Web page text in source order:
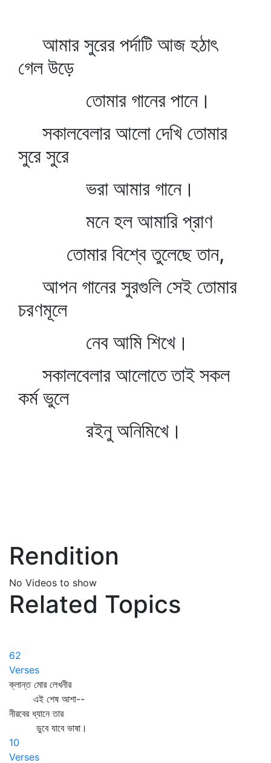
আমার সুরের পর্দাটি আজ হঠাৎ
গেল উড়ে
তোমার গানের পানে।
সকালবেলার আলো দেখি তোমার
সুরে সুরে
ভরা আমার গানে।
মনে হল আমারি প্রাণ
তোমার বিশ্বে তুলেছে তান,
আপন গানের সুরগুলি সেই তোমার
চরণমূলে
নেব আমি শিখে।
সকালবেলার আলোতে তাই সকল
কর্ম ভুলে
রইনু অনিমিখে।
Rendition
No Videos to show
Related Topics
62
Verses
ক্লান্ত মোর লেখনীর
এই শেষ আশা--
নীরবের ধ্যানে তার
ডুবে যাবে ভাষা।
10
Verses